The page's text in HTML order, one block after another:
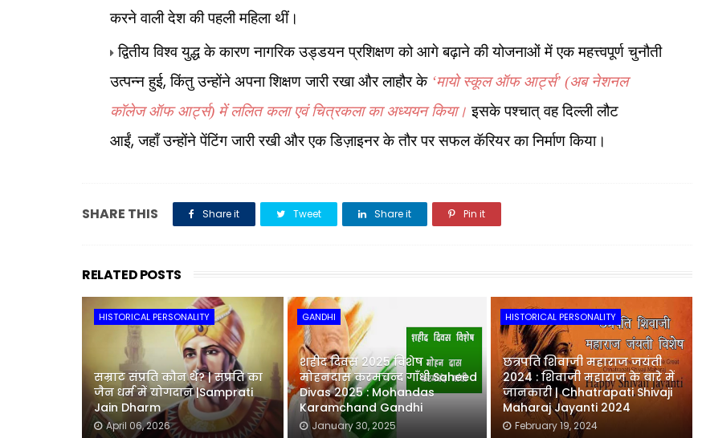
करने वाली देश की पहली महिला थीं।
द्वितीय विश्व युद्ध के कारण नागरिक उड्डयन प्रशिक्षण को आगे बढ़ाने की योजनाओं में एक महत्त्वपूर्ण चुनौती
उत्पन्न हुई,किंतु उन्होंने अपना शिक्षण जारी रखा और लाहौर के ‘मायो स्कूल ऑफ आर्ट्स’ (अब नेशनल
कॉलेज ऑफ आर्ट्स) में ललित कला एवं चित्रकला का अध्ययन किया। इसके पश्चात् वह दिल्ली लौट
आईं,जहाँ उन्होंने पेंटिंग जारी रखी और एक डिज़ाइनर के तौर पर सफल कॅरियर का निर्माण किया।
SHARE THIS Share it Tweet Share it Pin it
RELATED POSTS
HISTORICAL PERSONALITY
सम्राट संप्रति कौन थे? | संप्रति का
जैन धर्म में योगदान |Samprati
Jain Dharm
April 06, 2026
GANDHI
शहीद दिवस 2025 विशेष :
मोहनदास करमचन्द गाँधी Saheed
Divas 2025 : Mohandas
Karamchand Gandhi
January 30, 2025
HISTORICAL PERSONALITY
छत्रपति शिवाजी महाराज जयंती
2024 : शिवाजी महाराज के बारे में
जानकारी | Chhatrapati Shivaji
Maharaj Jayanti 2024
February 19, 2024